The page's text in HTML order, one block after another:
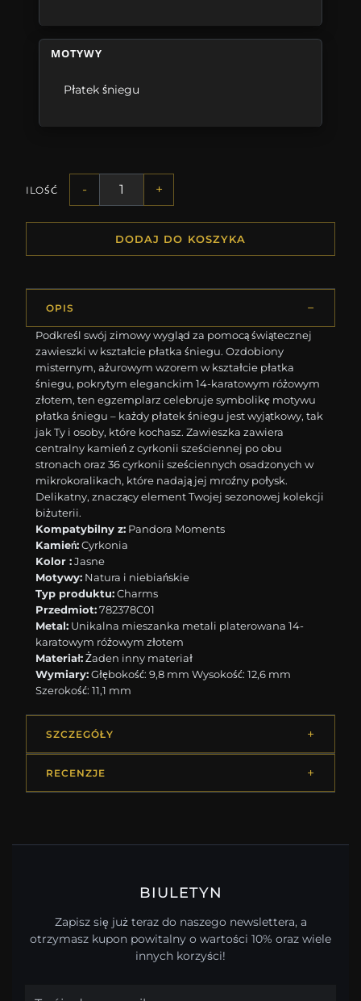
MOTYWY
Płatek śniegu
ILOŚĆ - +
DODAJ DO KOSZYKA
OPIS
Podkreśl swój zimowy wygląd za pomocą świątecznej
zawieszki w kształcie płatka śniegu. Ozdobiony
misternym, ażurowym wzorem w kształcie płatka
śniegu, pokrytym eleganckim 14-karatowym różowym
złotem, ten egzemplarz celebruje symbolikę motywu
płatka śniegu – każdy płatek śniegu jest wyjątkowy, tak
jak Ty i osoby, które kochasz. Zawieszka zawiera
centralny kamień z cyrkonii sześciennej po obu
stronach oraz 36 cyrkonii sześciennych osadzonych w
mikrokoralikach, które nadają jej mroźny połysk.
Delikatny, znaczący element Twojej sezonowej kolekcji
biżuterii.
Kompatybilny z: Pandora Moments
Kamień:Cyrkonia
Kolor :Jasne
Motywy: Natura i niebiańskie
Typ produktu:Charms
Przedmiot:782378C01
Metal: Unikalna mieszanka metali platerowana 14-
karatowym różowym złotem
Materiał:Żaden inny materiał
Wymiary:Głębokość: 9,8 mm Wysokość: 12,6 mm
Szerokość: 11,1 mm
SZCZEGÓŁY
RECENZJE
BIULETYN
Zapisz się już teraz do naszego newslettera, a
otrzymasz kupon powitalny o wartości 10% oraz wiele
innych korzyści!